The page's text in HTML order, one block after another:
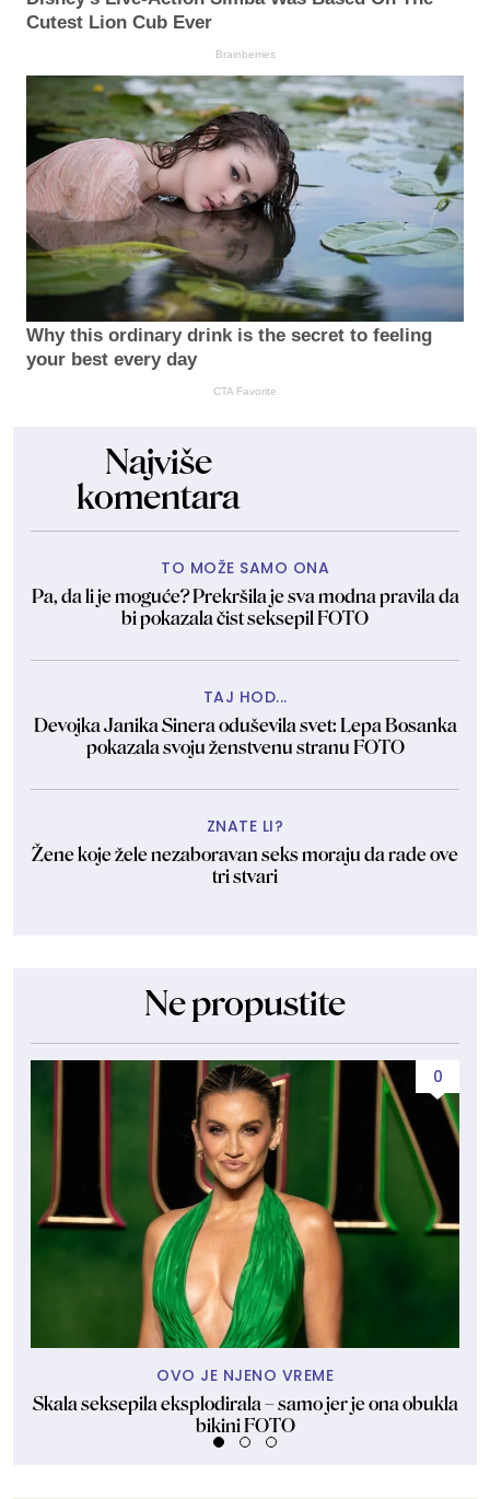
Cutest Lion Cub Ever
Brainberries
Why this ordinary drink is the secret to feeling
your best every day
CTA Favorite
Najviše
komentara
TO MOŽE SAMO ONA
Pa, da li je moguće? Prekršila je sva modna pravila da
bi pokazala čist seksepil FOTO
TAJ HOD...
Devojka Janika Sinera oduševila svet: Lepa Bosanka
pokazala svoju ženstvenu stranu FOTO
ZNATE LI?
Žene koje žele nezaboravan seks moraju da rade ove
tri stvari
Ne propustite
0
OVO JE NJENO VREME
Skala seksepila eksplodirala – samo jer je ona obukla
bikini FOTO